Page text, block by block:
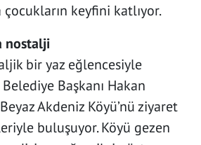
çocukların keyfini katlıyor.
nostalji
bir yaz eğlencesiyle
Başkanı Hakan
Akdeniz Köyü’nü ziyaret
buluşuyor. Köyü gezen